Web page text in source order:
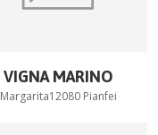
VIGNA MARINO
Margarita12080 Pianfei